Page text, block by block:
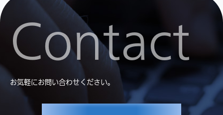
Contact
お気軽にお問い合わせください。